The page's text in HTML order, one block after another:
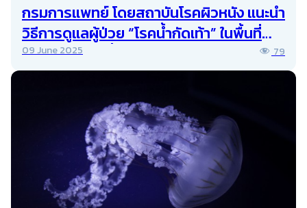
กรมการแพทย์ โดยสถาบันโรคผิวหนัง แนะนำ
วิธีการดูแลผู้ป่วย “โรคน้ำกัดเท้า” ในพื้นที่
อุทกภัย หรือมีน้ำท่วมขัง ซึ่งถือเป็นโรคที่
ประชาชนไม่ควรละเลย และควรมีความรู้
ลดการเกิดภาวะแทรกซ้อนที่รุนแรงต่างๆ ที่
จะตามมาได้
09 June 2025 79